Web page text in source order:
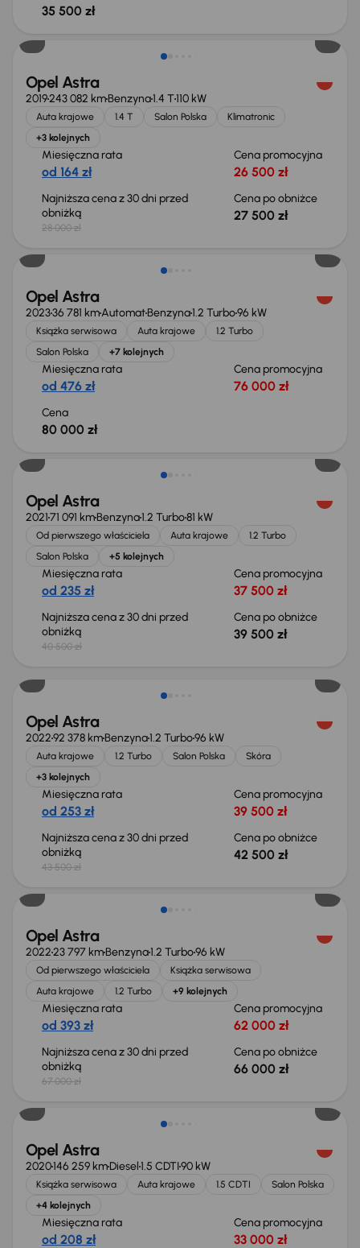
35 500 zł
Taniej o 500 zł
Opel Astra
2019243 082 kmBenzyna1.4 T110 kW
Auta krajowe 1.4 T Salon Polska
Klimatronic
+3 kolejnych
Miesięczna rata
od 164 zł
Cena promocyjna
26 500 zł
Najniższa cena z 30 dni przed
obniżką
28 000 zł
Cena po obniżce
27 500 zł
Opel Astra
202336 781 kmAutomatBenzyna1.2 Turbo96 kW
Książka serwisowa Auta krajowe
1.2 Turbo
Salon Polska
+7 kolejnych
Miesięczna rata
od 476 zł
Cena promocyjna
76 000 zł
Cena
80 000 zł
Taniej o 1 000 zł
Opel Astra
202171 091 kmBenzyna1.2 Turbo81 kW
Od pierwszego właściciela Auta krajowe
1.2 Turbo
Salon Polska
+5 kolejnych
Miesięczna rata
od 235 zł
Cena promocyjna
37 500 zł
Najniższa cena z 30 dni przed
obniżką
40 500 zł
Cena po obniżce
39 500 zł
Opel Astra
202292 378 kmBenzyna1.2 Turbo96 kW
Auta krajowe 1.2 Turbo Salon Polska
Skóra
+3 kolejnych
Miesięczna rata
od 253 zł
Cena promocyjna
39 500 zł
Najniższa cena z 30 dni przed
obniżką
43 500 zł
Cena po obniżce
42 500 zł
Taniej o 1 000 zł
Opel Astra
202223 797 kmBenzyna1.2 Turbo96 kW
Od pierwszego właściciela
Książka serwisowa
Auta krajowe
1.2 Turbo +9 kolejnych
Miesięczna rata
od 393 zł
Cena promocyjna
62 000 zł
Najniższa cena z 30 dni przed
obniżką
67 000 zł
Cena po obniżce
66 000 zł
Taniej o 1 000 zł
Opel Astra
2020146 259 kmDiesel1.5 CDTI90 kW
Książka serwisowa Auta krajowe 1.5 CDTI
Salon Polska
+4 kolejnych
Miesięczna rata
od 208 zł
Cena promocyjna
33 000 zł